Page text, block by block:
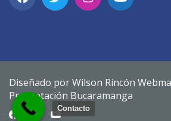
Diseñado por Wilson Rincón
Presentación Bucaramanga
Contacto